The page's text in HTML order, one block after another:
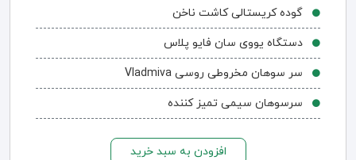
گوده کریستالی کاشت ناخن
دستگاه یووی سان فایو پلاس
سر سوهان مخروطی روسی Vladmiva
سرسوهان سیمی تمیز کننده
افزودن به سبد خرید